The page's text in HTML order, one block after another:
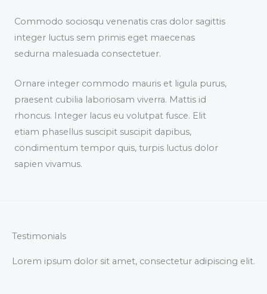
Commodo sociosqu venenatis cras dolor sagittis
integer luctus sem primis eget maecenas
sedurna malesuada consectetuer.
Ornare integer commodo mauris et ligula purus,
praesent cubilia laboriosam viverra. Mattis id
rhoncus. Integer lacus eu volutpat fusce. Elit
etiam phasellus suscipit suscipit dapibus,
condimentum tempor quis, turpis luctus dolor
sapien vivamus.
Testimonials
Lorem ipsum dolor sit amet, consectetur adipiscing elit.